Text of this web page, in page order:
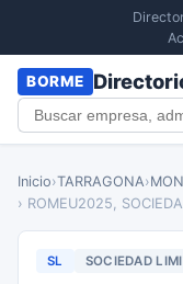
BORME
Inicio›TARRAGONA›
› ROMEU2025,
SL SOCIEDAD